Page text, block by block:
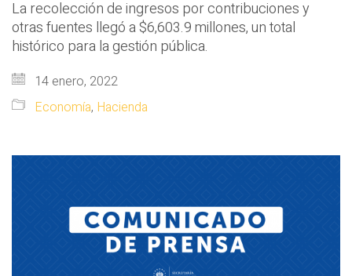
La recolección de ingresos por contribuciones y
otras fuentes llegó a $6,603.9 millones, un total
histórico para la gestión pública.
14 enero, 2022
Economía, Hacienda